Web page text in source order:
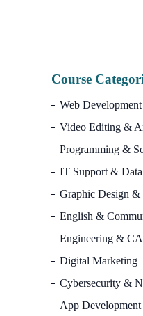
Course
Web Development
Video Editing &
Programming &
IT Support &
Graphic Design &
English &
Engineering &
Digital Marketing
Cybersecurity &
App Development